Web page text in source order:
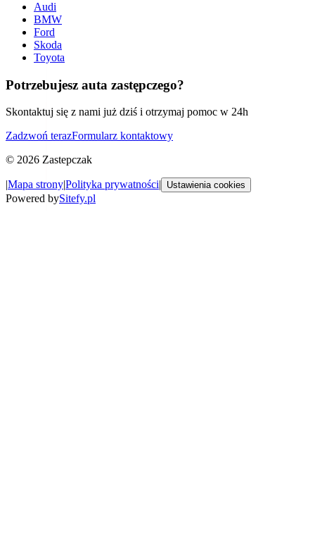
Audi
BMW
Ford
Skoda
Toyota
Potrzebujesz auta zastępczego?
Skontaktuj się z nami już dziś i otrzymaj pomoc w 24h
Zadzwoń terazFormularz kontaktowy
© 2026 Zastepczak
Mapa stronyPolityka prywatności Ustawienia cookies
Powered bySitefy.pl